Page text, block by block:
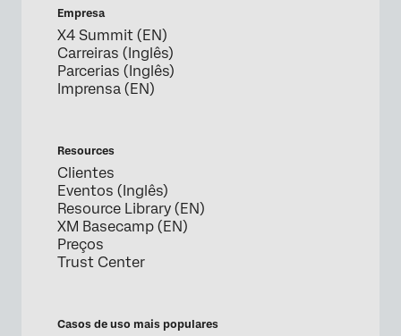
Empresa
X4 Summit (EN)
Carreiras (Inglês)
Parcerias (Inglês)
Imprensa (EN)
Resources
Clientes
Eventos (Inglês)
Resource Library (EN)
XM Basecamp (EN)
Preços
Trust Center
Casos de uso mais populares